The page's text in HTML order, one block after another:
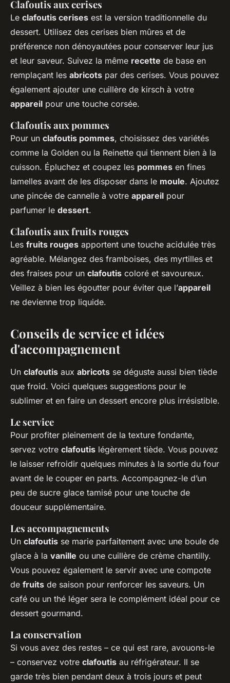
Clafoutis aux cerises
Le clafoutis cerises est la version traditionnelle du
dessert. Utilisez des cerises bien mûres et de
préférence non dénoyautées pour conserver leur jus
et leur saveur. Suivez la même recette de base en
remplaçant les abricots par des cerises. Vous pouvez
également ajouter une cuillère de kirsch à votre
appareil pour une touche corsée.
Clafoutis aux pommes
Pour un clafoutis pommes, choisissez des variétés
comme la Golden ou la Reinette qui tiennent bien à la
cuisson. Épluchez et coupez les pommes en fines
lamelles avant de les disposer dans le moule. Ajoutez
une pincée de cannelle à votre appareil pour
parfumer le dessert.
Clafoutis aux fruits rouges
Les fruits rouges apportent une touche acidulée très
agréable. Mélangez des framboises, des myrtilles et
des fraises pour un clafoutis coloré et savoureux.
Veillez à bien les égoutter pour éviter que l’appareil
ne devienne trop liquide.
Conseils de service et idées
d'accompagnement
Un clafoutis aux abricots se déguste aussi bien tiède
que froid. Voici quelques suggestions pour le
sublimer et en faire un dessert encore plus irrésistible.
Le service
Pour profiter pleinement de la texture fondante,
servez votre clafoutis légèrement tiède. Vous pouvez
le laisser refroidir quelques minutes à la sortie du four
avant de le couper en parts. Accompagnez-le d’un
peu de sucre glace tamisé pour une touche de
douceur supplémentaire.
Les accompagnements
Un clafoutis se marie parfaitement avec une boule de
glace à la vanille ou une cuillère de crème chantilly.
Vous pouvez également le servir avec une compote
de fruits de saison pour renforcer les saveurs. Un
café ou un thé léger sera le complément idéal pour ce
dessert gourmand.
La conservation
Si vous avez des restes – ce qui est rare, avouons-le
– conservez votre clafoutis au réfrigérateur. Il se
garde très bien pendant deux à trois jours et peut